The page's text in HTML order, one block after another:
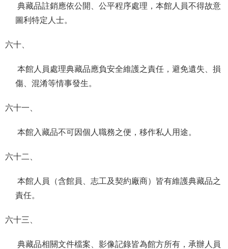
典藏品註銷應依公開、公平程序處理，本館人員不得故意
圖利特定人士。
六十、
本館人員處理典藏品應負安全維護之責任，避免遺失、損
傷、混淆等情事發生。
六十一、
本館入藏品不可因個人職務之便，移作私人用途。
六十二、
本館人員（含館員、志工及契約廠商）皆有維護典藏品之
責任。
六十三、
典藏品相關文件檔案、影像記錄皆為館方所有，承辦人員